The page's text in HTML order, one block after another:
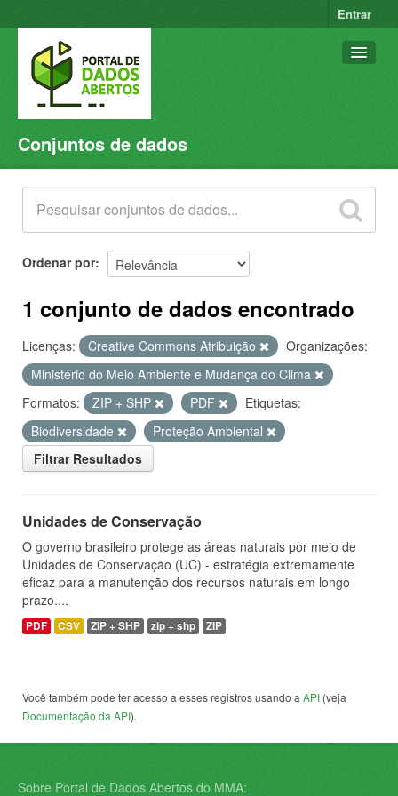
Entrar
Conjuntos de dados
Organizações
Grupos
Sobre
Conjuntos de dados
Ordenar por
1 conjunto de dados encontrado
Licenças: Creative Commons Atribuição
Organizações:
Ministério do Meio Ambiente e Mudança do Clima
Formatos:
ZIP + SHP PDF
Etiquetas:
Biodiversidade
Proteção Ambiental
Filtrar Resultados
Unidades de Conservação
O governo brasileiro protege as áreas naturais por meio de
Unidades de Conservação (UC) - estratégia extremamente
eficaz para a manutenção dos recursos naturais em longo
prazo....
PDF CSV ZIP + SHP zip + shp ZIP
Você também pode ter acesso a esses registros usando a API (veja
Documentação da API).
Sobre Portal de Dados Abertos do MMA: